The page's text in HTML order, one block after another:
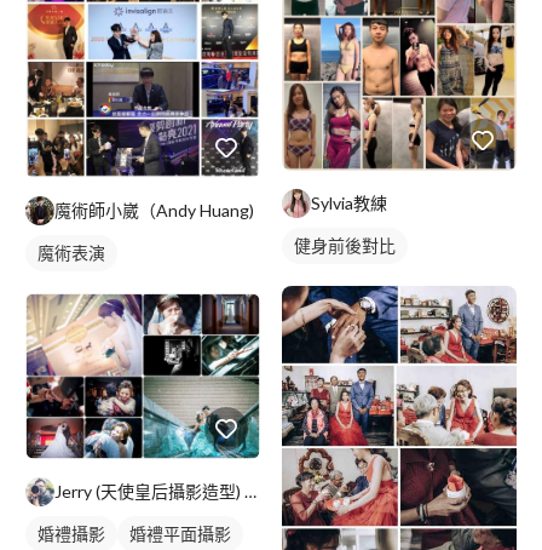
魔術師小崴（Andy Huang)
魔術表演
Jerry (天使皇后攝影造型) 台北/高雄
婚禮攝影 婚禮平面攝影
Sylvia教練
健身前後對比